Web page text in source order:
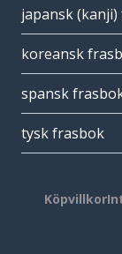
japansk
koreansk
spansk
tysk frasbok
Köpvillkor